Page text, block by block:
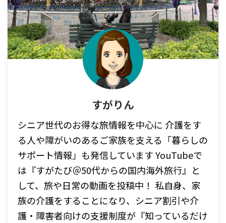
すがりん
シニア世代のお得な旅情報を中心に 介護をす
る人や障がいのあるご家族を支える「暮らしの
サポート情報」も発信しています YouTubeで
は『すがたび＠50代からの国内海外旅行』と
して、旅や日常の動画を投稿中！ 私自身、家
族の介護をすることになり、シニア割引や介
護・障害者向けの支援制度が『知っているだけ